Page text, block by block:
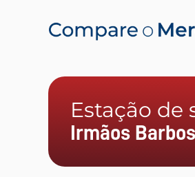
Estação de
Irmãos